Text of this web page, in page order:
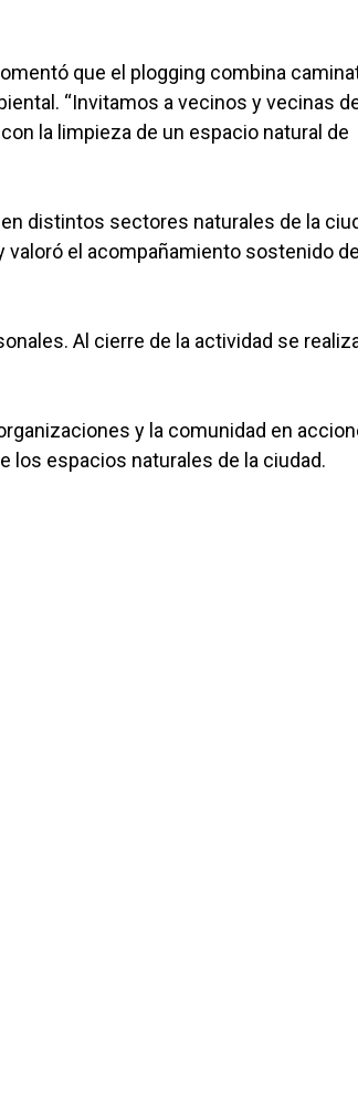
que el plogging combina
“Invitamos a vecinos y vecinas
la limpieza de un espacio natural de
distintos sectores naturales de la
valoró el acompañamiento sostenido
Al cierre de la actividad se
y la comunidad en
los espacios naturales de la ciudad.